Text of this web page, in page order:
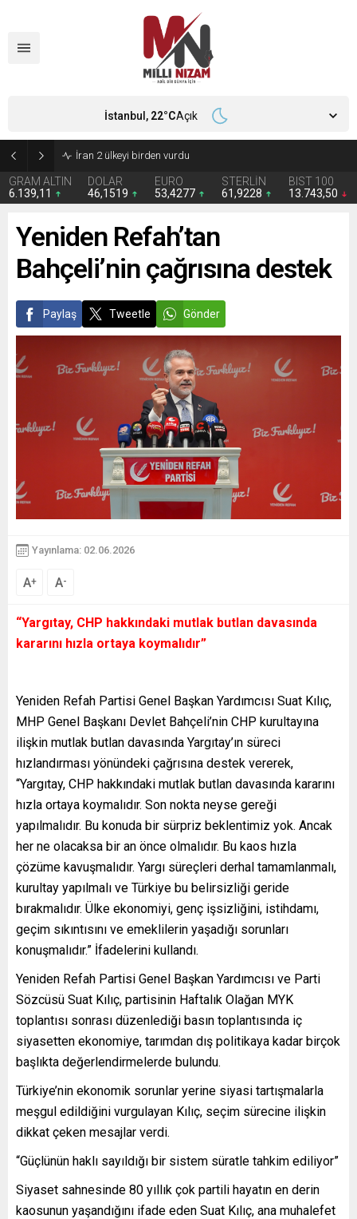
İran 2 ülkeyi birden vurdu
GRAM ALTIN
6.139,11
DOLAR
46,1519
EURO
53,4277
STERLİN
61,9228
BIST 100
13.743,50
İstanbul, 22°CAçık
Yeniden Refah’tan
Bahçeli’nin çağrısına destek
Paylaş Tweetle Gönder
Yayınlama: 02.06.2026
A+ A-
“Yargıtay, CHP hakkındaki mutlak butlan davasında
kararını hızla ortaya koymalıdır”
Yeniden Refah Partisi Genel Başkan Yardımcısı Suat Kılıç,
MHP Genel Başkanı Devlet Bahçeli’nin CHP kurultayına
ilişkin mutlak butlan davasında Yargıtay’ın süreci
hızlandırması yönündeki çağrısına destek vererek,
“Yargıtay, CHP hakkındaki mutlak butlan davasında kararını
hızla ortaya koymalıdır. Son nokta neyse gereği
yapılmalıdır. Bu konuda bir sürpriz beklentimiz yok. Ancak
her ne olacaksa bir an önce olmalıdır. Bu kaos hızla
çözüme kavuşmalıdır. Yargı süreçleri derhal tamamlanmalı,
kurultay yapılmalı ve Türkiye bu belirsizliği geride
bırakmalıdır. Ülke ekonomiyi, genç işsizliğini, istihdamı,
geçim sıkıntısını ve emeklilerin yaşadığı sorunları
konuşmalıdır.” İfadelerini kullandı.
Yeniden Refah Partisi Genel Başkan Yardımcısı ve Parti
Sözcüsü Suat Kılıç, partisinin Haftalık Olağan MYK
toplantısı sonrası düzenlediği basın toplantısında iç
siyasetten ekonomiye, tarımdan dış politikaya kadar birçok
başlıkta değerlendirmelerde bulundu.
Türkiye’nin ekonomik sorunlar yerine siyasi tartışmalarla
meşgul edildiğini vurgulayan Kılıç, seçim sürecine ilişkin
dikkat çeken mesajlar verdi.
“Güçlünün haklı sayıldığı bir sistem süratle tahkim ediliyor”
Siyaset sahnesinde 80 yıllık çok partili hayatın en derin
kaosunun yaşandığını ifade eden Suat Kılıç, ana muhalefet